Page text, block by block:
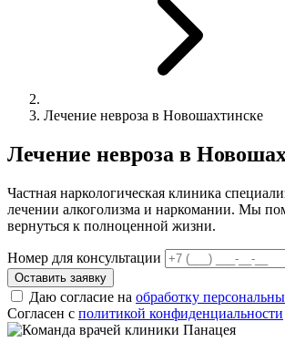
Лечение невроза в Новошахтинске
Лечение невроза в
Частная наркологическая клиника
лечении алкоголизма и наркомании. Мы
вернуться к полноценной жизни.
Номер для консультации
Оставить заявку
Даю согласие на обработку
Согласен с политикой конфиденциальности